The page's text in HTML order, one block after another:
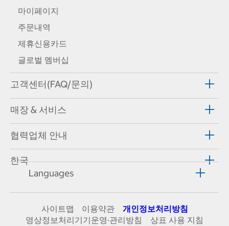
마이페이지
주문내역
제휴신용카드
글로벌 멤버십
고객센터(FAQ/문의)
매장 & 서비스
협력업체 안내
한국
Languages
사이트맵 이용약관
개인정보처리방침
영상정보처리기기운영·관리방침
상표 사용 지침